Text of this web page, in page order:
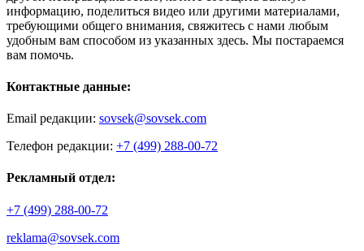
информацию, поделиться видео или другими материалами,
требующими общего внимания, свяжитесь с нами любым
удобным вам способом из указанных здесь. Мы постараемся
вам помочь.
Контактные данные:
Email редакции: sovsek@sovsek.com
Телефон редакции: +7 (499) 288-00-72
Рекламный отдел:
+7 (499) 288-00-72
reklama@sovsek.com